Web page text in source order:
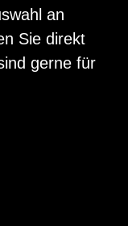
an
Sie direkt
gerne für